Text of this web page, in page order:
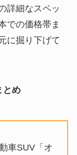
詳細なスペッ
での価格帯ま
に掘り下げて
とめ
車SUV「オ